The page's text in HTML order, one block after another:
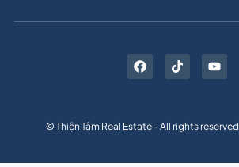
© Thiện Tâm Real Estate - All rights reserved